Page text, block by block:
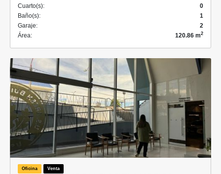
Cuarto(s):
0
Baño(s):
1
Garaje:
2
Área:
120.86 m2
Oficina Venta